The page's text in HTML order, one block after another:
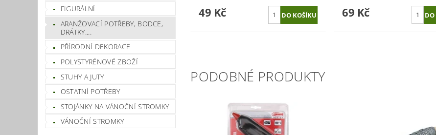
FIGURÁLNÍ
ARANŽOVACÍ POTŘEBY, BODCE,
DRÁTKY....
PŘÍRODNÍ DEKORACE
POLYSTYRÉNOVÉ ZBOŽÍ
STUHY A JUTY
OSTATNÍ POTŘEBY
STOJÁNKY NA VÁNOČNÍ STROMKY
VÁNOČNÍ STROMKY
49 Kč 69 Kč
PODOBNÉ PRODUKTY